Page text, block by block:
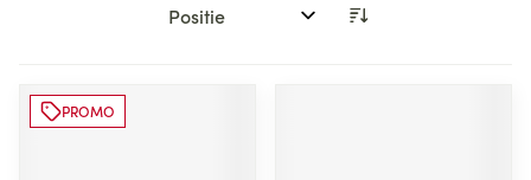
Sorteer op:
PROMO